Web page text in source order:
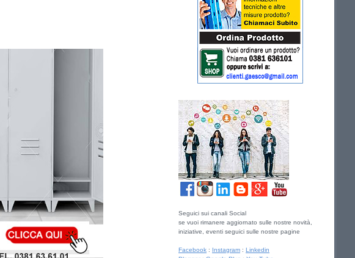
Seguici sui canali Social
se vuoi rimanere aggiornato sulle nostre novità,
iniziative, eventi seguici sulle nostre pagine
Facebook : Instagram :Linkedin